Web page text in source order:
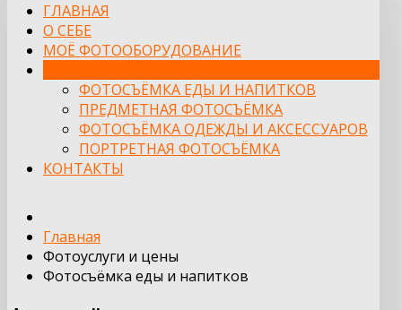
ГЛАВНАЯ
О СЕБЕ
МОЁ ФОТООБОРУДОВАНИЕ
ФОТОСЪЁМКА ЕДЫ И НАПИТКОВ
ПРЕДМЕТНАЯ ФОТОСЪЁМКА
ФОТОСЪЁМКА ОДЕЖДЫ И АКСЕССУАРОВ
ПОРТРЕТНАЯ ФОТОСЪЁМКА
КОНТАКТЫ
Главная
Фотоуслуги и цены
Фотосъёмка еды и напитков